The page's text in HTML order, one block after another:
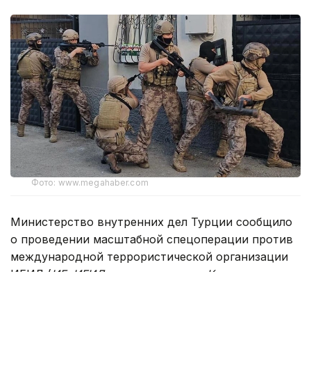
Фото: www.megahaber.com
Министерство внутренних дел Турции сообщило
о проведении масштабной спецоперации против
международной террористической организации
ИГИЛ ( ИГ, ИГИЛ—
запрещенная в Казахстане